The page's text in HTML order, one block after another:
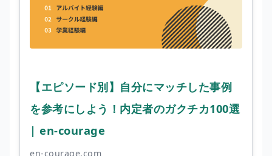
【エピソード別】自分にマッチした事例
を参考にしよう！内定者のガクチカ100選
| en-courage
en-courage.com